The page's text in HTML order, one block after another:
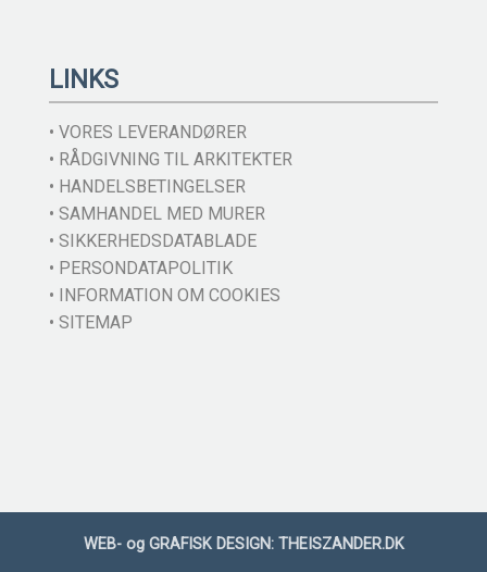
LINKS
• VORES LEVERANDØRER
• RÅDGIVNING TIL ARKITEKTER
• HANDELSBETINGELSER
• SAMHANDEL MED MURER
• SIKKERHEDSDATABLADE
• PERSONDATAPOLITIK
• INFORMATION OM COOKIES
• SITEMAP
WEB- og GRAFISK DESIGN: THEISZANDER.DK